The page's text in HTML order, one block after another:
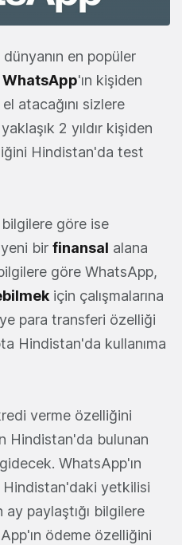
dünyanın en popüler
WhatsApp'ın kişiden
atacağını sizlere
2 yıldır kişiden
Hindistan'da test
göre ise
bir finansal alana
göre WhatsApp,
için çalışmalarına
para transferi özelliği
Hindistan'da kullanıma
verme özelliğini
Hindistan'da bulunan
WhatsApp'ın
Hindistan'daki yetkilisi
ay paylaştığı bilgilere
ödeme özelliğini